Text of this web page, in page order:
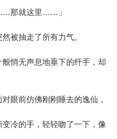
那就这里……」
抽走了所有力气。
悄无声息地垂下的纤手，却
前仿佛刚刚睡去的逸仙，
冷的手，轻轻吻了一下，像